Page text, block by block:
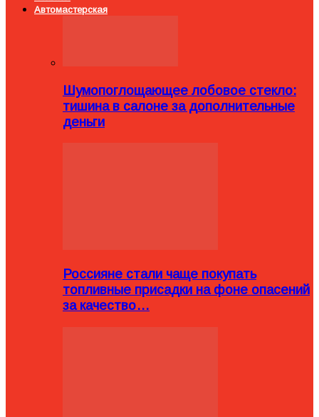
Автомастерская
Шумопоглощающее лобовое стекло:
тишина в салоне за дополнительные
деньги
Россияне стали чаще покупать
топливные присадки на фоне опасений
за качество…